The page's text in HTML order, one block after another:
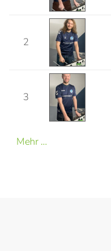
2
3
Mehr …